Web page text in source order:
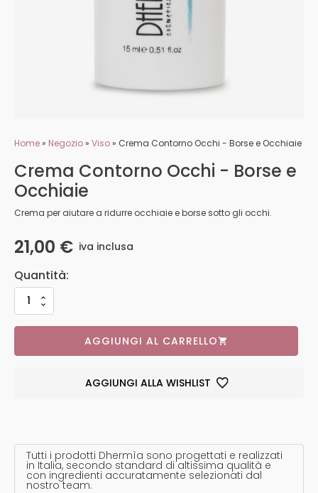
Home» Negozio» Viso» Crema Contorno Occhi - Borse e Occhiaie
Crema Contorno Occhi - Borse e
Occhiaie
Crema per aiutare a ridurre occhiaie e borse sotto gli occhi.
21,00 € iva inclusa
AGGIUNGI AL CARRELLO
AGGIUNGI ALLA WISHLIST
Tutti i prodotti Dhermìa sono progettati e realizzati
in Italia, secondo standard di altissima qualità e
con ingredienti accuratamente selezionati dal
nostro team.